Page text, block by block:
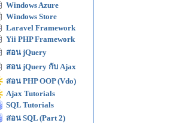
Windows Azure
Windows Store
Laravel Framework
Yii PHP Framework
สอน jQuery
สอน jQuery กับ Ajax
สอน PHP OOP (Vdo)
Ajax Tutorials
SQL Tutorials
สอน SQL (Part 2)